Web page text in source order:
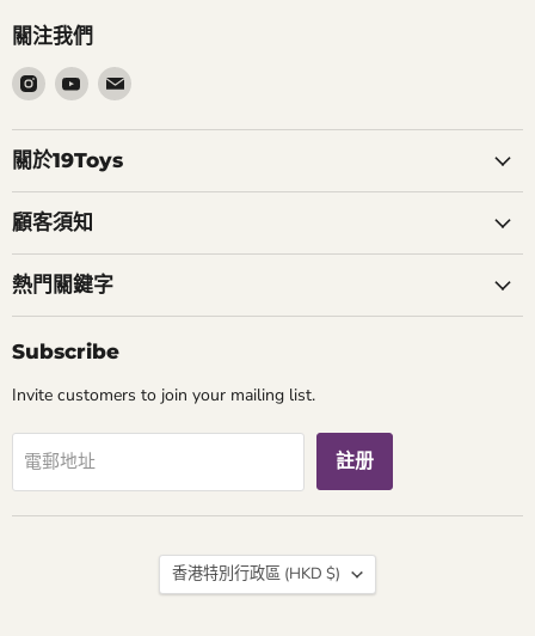
關注我們
在
Instagram
找
到
們
在
Youtube
找
到
們
在
郵
關於19Toys
顧客須知
熱門關鍵字
Subscribe
Invite customers to join your mailing list.
電郵地址 註册
國
家
香港特別行政區 (HKD $)